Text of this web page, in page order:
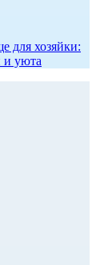
для хозяйки:
и уюта